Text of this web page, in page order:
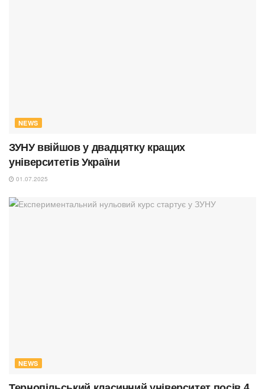
NEWS
ЗУНУ ввійшов у двадцятку кращих
університетів України
01.07.2025
NEWS